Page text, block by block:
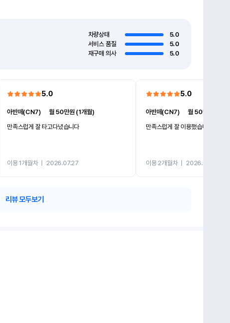
차량상태
5.0
서비스 품질
5.0
재구매 의사
5.0
5.0
아반떼(CN7)
월 50만원 (1개월)
만족스럽게 잘 타고다녔습니다
이용 1개월차ㅣ 2026.07.27
5.0
아반떼(CN7)
월 50만원 (1개월)
만족스럽게 잘 이용했습니다
이용 2개월차ㅣ 2026.07.27
리뷰 모두보기